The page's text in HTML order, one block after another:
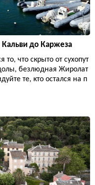
Кальви до Каржеза
что скрыто от сухопут
безлюдная Жиролат
те, кто остался на п